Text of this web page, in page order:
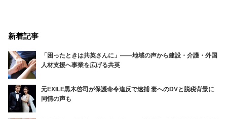
新着記事
「困ったときは共英さんに」――地域の声から建設・介護・外国
人材支援へ事業を広げる共英
元EXILE黒木啓司が保護命令違反で逮捕 妻へのDVと脱税背景に
同情の声も